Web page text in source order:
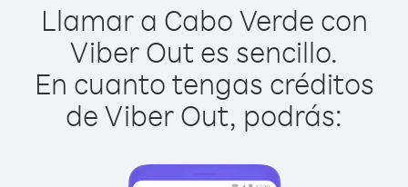
Llamar a Cabo Verde con
Viber Out es sencillo.
En cuanto tengas créditos
de Viber Out, podrás: